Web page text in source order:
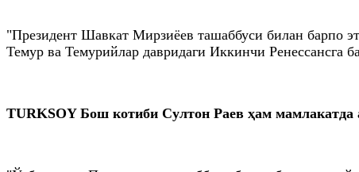
"Президент Шавкат Мирзиёев ташаббуси билан барпо
Темур ва Темурийлар давридаги Иккинчи Ренессансга
TURKSOY Бош котиби Султон Раев ҳам мамлакатда